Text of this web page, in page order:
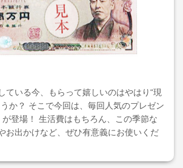
ている今、もらって嬉しいのはやはり“現
か？ そこで今回は、毎回人気のプレゼン
が登場！ 生活費はもちろん、この季節な
お出かけなど、ぜひ有意義にお使いくだ